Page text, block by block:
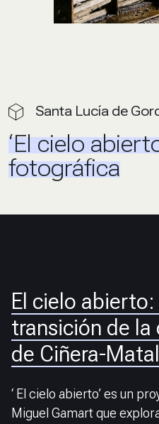
Santa Lucía de
‘El cielo
fotográfica
El cielo
transición de la
de Ciñera-
‘ El cielo abierto’ es un
Miguel Gamart que